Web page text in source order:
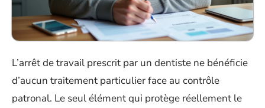
L’arrêt de travail prescrit par un dentiste ne bénéficie
d’aucun traitement particulier face au contrôle
patronal. Le seul élément qui protège réellement le